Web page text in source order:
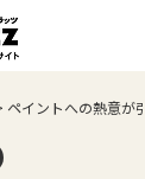
ペイントへの熱意が